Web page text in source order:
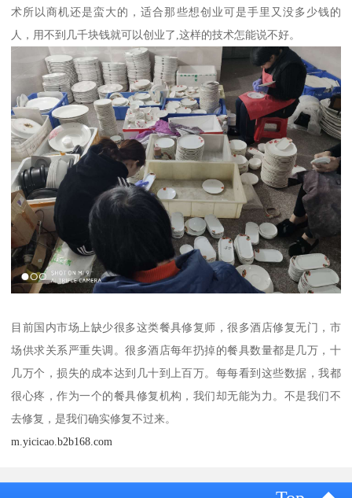
术所以商机还是蛮大的，适合那些想创业可是手里又没多少钱的
人，用不到几千块钱就可以创业了,这样的技术怎能说不好。
目前国内市场上缺少很多这类餐具修复师，很多酒店修复无门，市
场供求关系严重失调。很多酒店每年扔掉的餐具数量都是几万，十
几万个，损失的成本达到几十到上百万。每每看到这些数据，我都
很心疼，作为一个的餐具修复机构，我们却无能为力。不是我们不
去修复，是我们确实修复不过来。
m.yicicao.b2b168.com